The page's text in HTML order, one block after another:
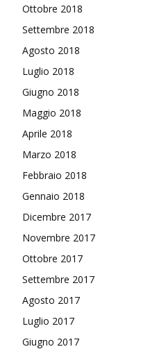
Ottobre 2018
Settembre 2018
Agosto 2018
Luglio 2018
Giugno 2018
Maggio 2018
Aprile 2018
Marzo 2018
Febbraio 2018
Gennaio 2018
Dicembre 2017
Novembre 2017
Ottobre 2017
Settembre 2017
Agosto 2017
Luglio 2017
Giugno 2017